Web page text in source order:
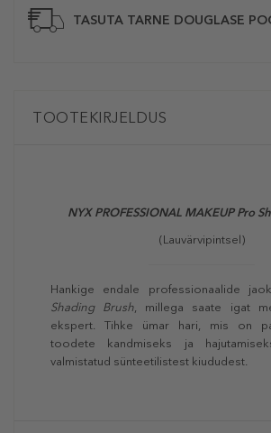
TASUTA TARNE DOUGLASE
TOOTEKIRJELDUS
NYX PROFESSIONAL MAKEUPPro
(Lauvärvipintsel)
Hankige endale professionaalide
Shading Brush, millega saate igat
ekspert. Tihke ümar hari, mis on
toodete kandmiseks ja
valmistatud sünteetilistest kiududest.